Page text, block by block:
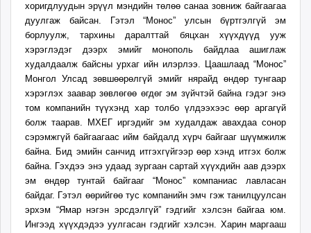
хоригдлуудын эрүүл мэндийн төлөө санаа зовниж байгаагаа
дуулгаж байсан. Гэтэл “Монос” улсын бүртгэлгүй эм
борлуулж, тархины даралттай бяцхан хүүхдүүд ууж
хэрэглэдэг дээрх эмийг монополь байдлаа ашиглаж
худалдаалж байсны урхаг ийн илэрлээ. Цаашлаад “Монос”
Монгол Улсад зөвшөөрөлгүй эмийг нярайд өндөр тунгаар
хэрэглэх заавар зөвлөгөө өгдөг эм зүйчтэй байна гэдэг энэ
том компанийн түүхэнд хар толбо үлдээхээс өөр аргагүй
болж таарав. МХЕГ иргэдийг эм худалдаж авахдаа сонор
сэрэмжгүй байгаагаас ийм байдалд хүрч байгааг шүүмжилж
байна. Бид эмийн санчид итгэхгүйгээр өөр хэнд итгэх болж
байна. Гэхдээ энэ удаад зургаан сартай хүүхдийн аав дээрх
эм өндөр тунтай байгааг “Монос” компаниас лавласан
байдаг. Гэтэл өөрийгөө тус компанийн эмч гэж танилцуулсан
эрхэм “Ямар нэгэн эрсдэлгүй” гэдгийг хэлсэн байгаа юм.
Ингээд хүүхдэдээ уулгасан гэдгийг хэлсэн. Харин маргааш